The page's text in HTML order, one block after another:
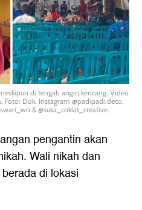
di tengah angin kencang. Video
Foto: Dok. Instagram @padipadi.deco,
& @suka_coklat_creative.
pengantin akan
Wali nikah dan
di lokasi